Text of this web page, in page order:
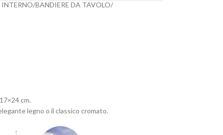
INTERNO/BANDIERE DA TAVOLO/
cm.
legno o il classico cromato.